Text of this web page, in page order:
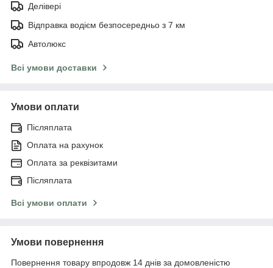
Делівері
Відправка водієм безпосередньо з 7 км
Автолюкс
Всі умови доставки
Умови оплати
Післяплата
Оплата на рахунок
Оплата за реквізитами
Післяплата
Всі умови оплати
Умови повернення
Повернення товару впродовж 14 днів за домовленістю